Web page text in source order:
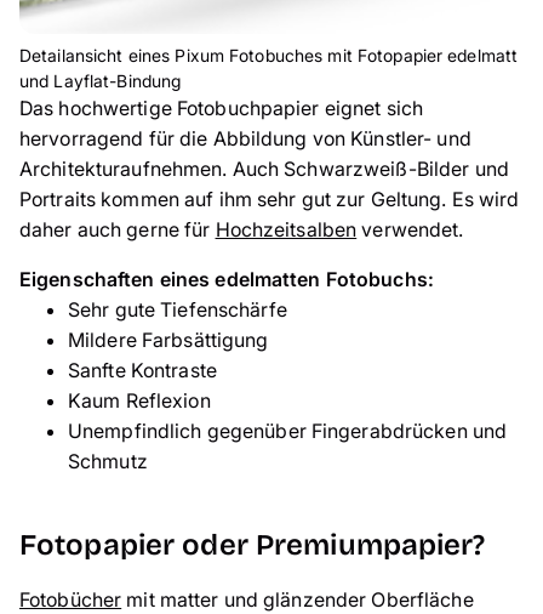
Detailansicht eines Pixum Fotobuches mit Fotopapier edelmatt
und Layflat-Bindung
Das hochwertige Fotobuchpapier eignet sich
hervorragend für die Abbildung von Künstler- und
Architekturaufnehmen. Auch Schwarzweiß-Bilder und
Portraits kommen auf ihm sehr gut zur Geltung. Es wird
daher auch gerne für Hochzeitsalben verwendet.
Eigenschaften eines edelmatten Fotobuchs:
Sehr gute Tiefenschärfe
Mildere Farbsättigung
Sanfte Kontraste
Kaum Reflexion
Unempfindlich gegenüber Fingerabdrücken und
Schmutz
Fotopapier oder Premiumpapier?
Fotobücher mit matter und glänzender Oberfläche